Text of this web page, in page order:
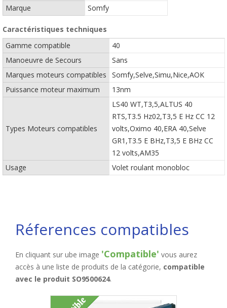
Marque
Somfy
Caractéristiques techniques
Gamme compatible
40
Manoeuvre de Secours
Sans
Marques moteurs compatibles
Somfy,Selve,Simu,Nice,AOK
Puissance moteur maximum
13nm
Types Moteurs compatibles
LS40 WT,T3,5,ALTUS 40
RTS,T3.5 Hz02,T3,5 E Hz CC 12
volts,Oximo 40,ERA 40,Selve
GR1,T3.5 E BHz,T3,5 E BHz CC
12 volts,AM35
Usage
Volet roulant monobloc
Réferences compatibles
En cliquant sur ube image 'Compatible' vous aurez
accès à une liste de produits de la catégorie, compatible
avec le produit SO9500624.